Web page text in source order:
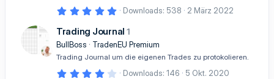
)
5
0
S
e
Downloads 538 2 März 2022
Trading Journal 1
BullBoss
TradenEU Premium
Trading Journal um die eigenen Trades zu protokolieren.
4 Downloads 146 5 Okt. 2020